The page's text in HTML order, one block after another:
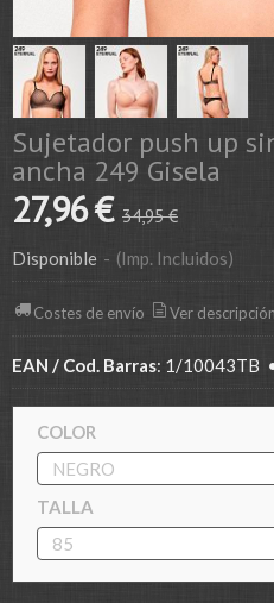
Sujetador push up
ancha 249 Gisela
27,96 € 34,95 €
Disponible - (Imp. Incluidos)
Costes de envío Ver descripción
EAN / Cod. Barras: 1/10043TB
COLOR
TALLA